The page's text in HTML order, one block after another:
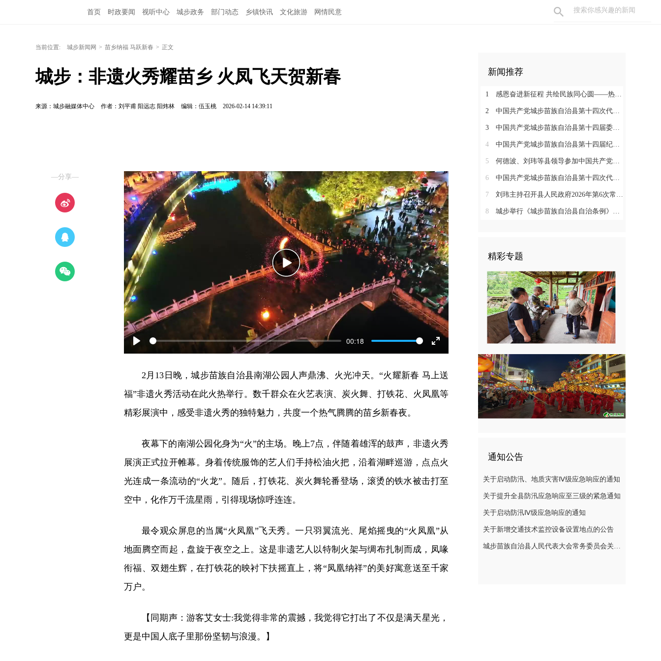
首页 时政要闻 视听中心 城步政务 部门动态 乡镇快讯 文化旅游 网情民意
当前位置: 城步新闻网 > 苗乡纳福 马跃新春 > 正文
城步：非遗火秀耀苗乡 火凤飞天贺新春
来源：城步融媒体中心 作者：刘平甫 阳远志 阳炜林 编辑：伍玉桃 2026-02-14 14:39:11
—分享—
P
y
00:18
E
t
e
u
l
l
s
e
e
P
a
y
2月13日晚，城步苗族自治县南湖公园人声鼎沸、火光冲天。“火耀新春 马上送
福”非遗火秀活动在此火热举行。数千群众在火艺表演、炭火舞、打铁花、火凤凰等
精彩展演中，感受非遗火秀的独特魅力，共度一个热气腾腾的苗乡新春夜。
夜幕下的南湖公园化身为“火”的主场。晚上7点，伴随着雄浑的鼓声，非遗火秀
展演正式拉开帷幕。身着传统服饰的艺人们手持松油火把，沿着湖畔巡游，点点火
光连成一条流动的“火龙”。随后，打铁花、炭火舞轮番登场，滚烫的铁水被击打至
空中，化作万千流星雨，引得现场惊呼连连。
最令观众屏息的当属“火凤凰”飞天秀。一只羽翼流光、尾焰摇曳的“火凤凰”从
地面腾空而起，盘旋于夜空之上。这是非遗艺人以特制火架与绸布扎制而成，凤喙
衔福、双翅生辉，在打铁花的映衬下扶摇直上，将“凤凰纳祥”的美好寓意送至千家
万户。
【同期声：游客艾女士:我觉得非常的震撼，我觉得它打出了不仅是满天星光，
更是中国人底子里那份坚韧与浪漫。】
新闻推荐
1 感恩奋进新征程 共绘民族同心圆——热烈庆祝城步苗族自治县成立70周年
2 中国共产党城步苗族自治县第十四次代表大会胜利闭幕
3 中国共产党城步苗族自治县第十四届委员会举行第一次全体会议
4 中国共产党城步苗族自治县第十四届纪律检查委员会召开第一次全体会议
5 何德波、刘玮等县领导参加中国共产党城步苗族自治县第十四次代表大会代表团讨论
6 中国共产党城步苗族自治县第十四次代表大会开幕
7 刘玮主持召开县人民政府2026年第6次常务会议
8 城步举行《城步苗族自治县自治条例》颁布实施启动仪式
精彩专题
通知公告
关于启动防汛、地质灾害Ⅳ级应急响应的通知
关于提升全县防汛应急响应至三级的紧急通知
关于启动防汛Ⅳ级应急响应的通知
关于新增交通技术监控设备设置地点的公告
城步苗族自治县人民代表大会常务委员会关于刘玮副县长为城步苗族自治县人民政府代理县长的决定